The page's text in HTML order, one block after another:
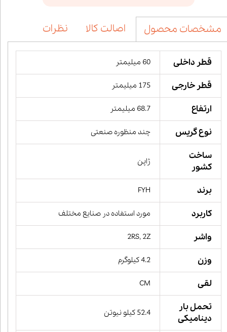
مشخصات محصول اصالت کالا نظرات
قطر داخلی 60 میلیمتر
قطر خارجی 175 میلیمتر
ارتفاع 68.7 میلیمتر
نوع گریس چند منظوره صنعتی
ساخت
کشور
ژاپن
برند FYH
کاربرد مورد استفاده در صنایع مختلف
واشر 2RS, 2Z
وزن 4.2 کیلوگرم
لقی CM
تحمل بار
دینامیکی
52.4 کیلو نیوتن